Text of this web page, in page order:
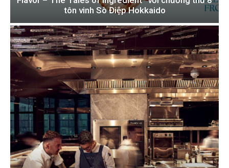
tôn vinh Sò Điệp Hokkaido